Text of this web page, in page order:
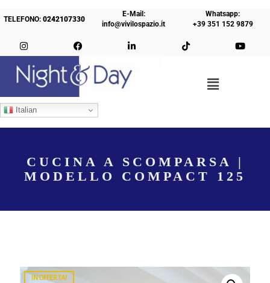
TELEFONO:0242107330
E-Mail:
info@vivilospazio.it
Whatsapp:
+39 351 152 9879
Italian
CUCINA A SCOMPARSA |
MODELLO COMPACT 125
IN OFFERTA!